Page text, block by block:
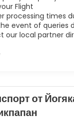
Flight
processing times
event of queries
our local partner
от